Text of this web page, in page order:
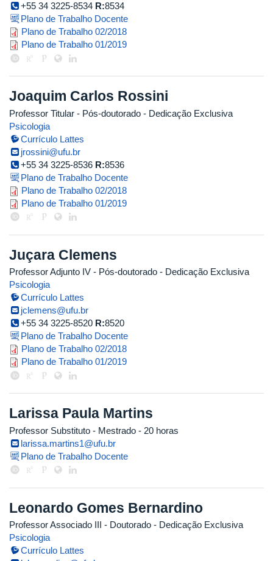
+55 34 3225-8534 R:8534
Plano de Trabalho Docente
Plano de Trabalho 02/2018
Plano de Trabalho 01/2019
Joaquim Carlos Rossini
Professor Titular - Pós-doutorado - Dedicação Exclusiva
Psicologia
Currículo Lattes
jrossini@ufu.br
+55 34 3225-8536 R:8536
Plano de Trabalho Docente
Plano de Trabalho 02/2018
Plano de Trabalho 01/2019
Juçara Clemens
Professor Adjunto IV - Pós-doutorado - Dedicação Exclusiva
Psicologia
Currículo Lattes
jclemens@ufu.br
+55 34 3225-8520 R:8520
Plano de Trabalho Docente
Plano de Trabalho 02/2018
Plano de Trabalho 01/2019
Larissa Paula Martins
Professor Substituto - Mestrado - 20 horas
larissa.martins1@ufu.br
Plano de Trabalho Docente
Leonardo Gomes Bernardino
Professor Associado III - Doutorado - Dedicação Exclusiva
Psicologia
Currículo Lattes